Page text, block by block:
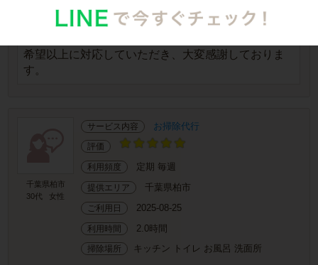
以上に綺麗に仕上げていただきました。完了後のご
報告も分かりやすく、仕事ぶりが本当に丁寧で、安
希望以上に対応していただき、大変感謝しておりま
す。
千葉県柏市
30代
女性
サービス内容 お掃除代行
評価
利用頻度 定期 毎週
提供エリア 千葉県柏市
ご利用日 2025-08-25
利用時間 2.0時間
掃除場所 キッチン トイレ お風呂 洗面所